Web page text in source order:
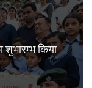
शुभारम्भ किया